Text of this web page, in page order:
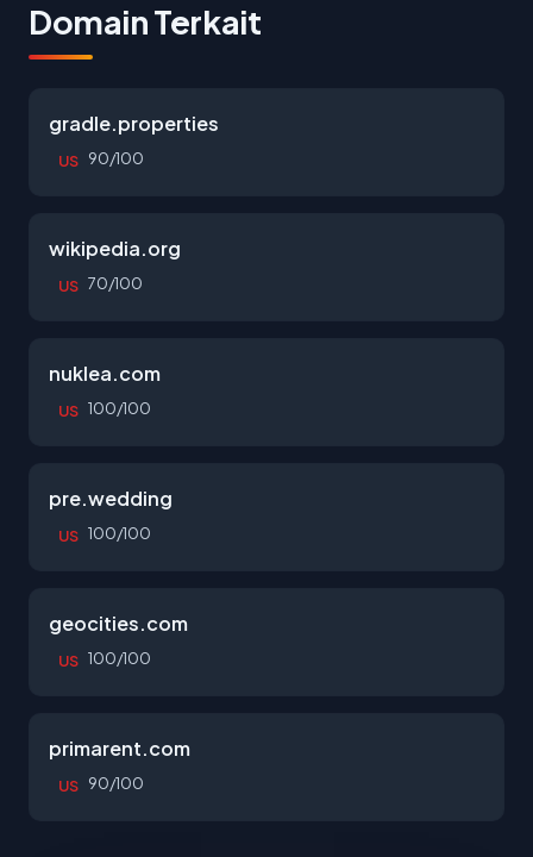
Domain Terkait
gradle.properties
US 90/100
wikipedia.org
US 70/100
nuklea.com
US 100/100
pre.wedding
US 100/100
geocities.com
US 100/100
primarent.com
US 90/100